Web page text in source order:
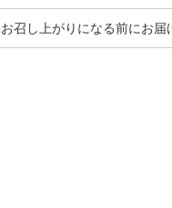
し上がりになる前にお届